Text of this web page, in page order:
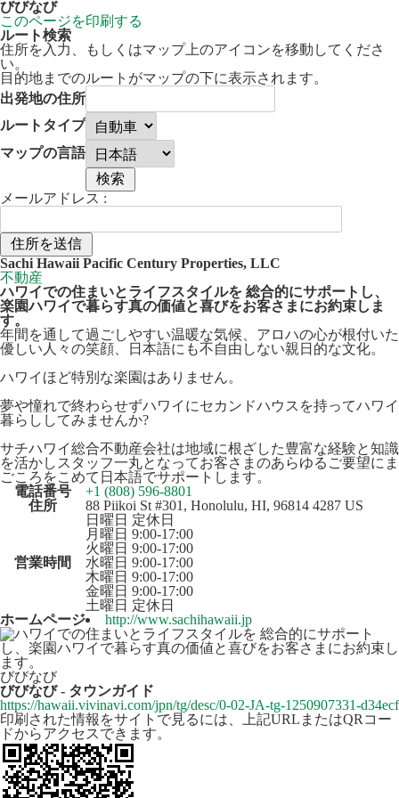
びびなび
このページを印刷する
ルート検索
住所を入力、もしくはマップ上のアイコンを移動してくださ
い。
目的地までのルートがマップの下に表示されます。
出発地の住所
ルートタイプ
マップの言語
メールアドレス :
+
−
50 km
Sachi Hawaii Pacific Century Properties, LLC
不動産
ハワイでの住まいとライフスタイルを 総合的にサポートし、
楽園ハワイで暮らす真の価値と喜びをお客さまにお約束しま
す。
年間を通して過ごしやすい温暖な気候、アロハの心が根付いた
優しい人々の笑顔、日本語にも不自由しない親日的な文化。
ハワイほど特別な楽園はありません。
夢や憧れで終わらせずハワイにセカンドハウスを持ってハワイ
暮らししてみませんか?
サチハワイ総合不動産会社は地域に根ざした豊富な経験と知識
を活かしスタッフ一丸となってお客さまのあらゆるご要望にま
ごころをこめて日本語でサポートします。
電話番号
+1 (808) 596-8801
住所
88 Piikoi St #301, Honolulu, HI, 96814 4287 US
営業時間
日曜日 定休日
月曜日 9:00-17:00
火曜日 9:00-17:00
水曜日 9:00-17:00
木曜日 9:00-17:00
金曜日 9:00-17:00
土曜日 定休日
ホームページ
http://www.sachihawaii.jp
びびなび
びびなび - タウンガイド
https://hawaii.vivinavi.com/jpn/tg/desc/0-02-JA-tg-1250907331-d34ecf
印刷された情報をサイトで見るには、上記URLまたはQRコー
ドからアクセスできます。